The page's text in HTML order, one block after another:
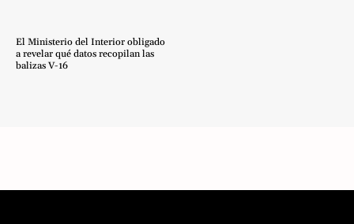
El Ministerio del Interior obligado
a revelar qué datos recopilan las
balizas V-16